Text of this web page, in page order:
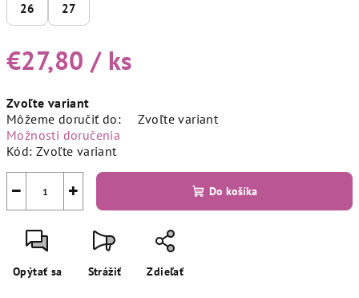
26 27
€27,80 / ks
cena:
Zvoľte variant
Môžeme doručiť do:
Zvoľte variant
Možnosti doručenia
Kód: Zvoľte variant
+
− Do košíka
Opýtať sa Strážiť Zdieľať